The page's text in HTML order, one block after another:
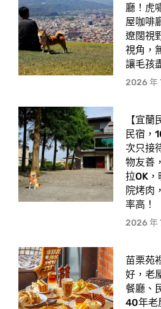
廳！虎
屋咖啡
遼闊視
視角，
讓毛孩
2026 年
【宜
民宿，
次只接
物友善
拉OK
院烤肉
率高！
2026 年
苗栗苑
好，老
餐廳、
40年老